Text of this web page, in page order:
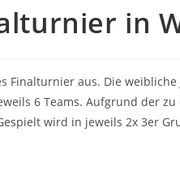
in
Finalturnier aus. Die
6 Teams. Aufgrund der
wird in jeweils 2x 3er